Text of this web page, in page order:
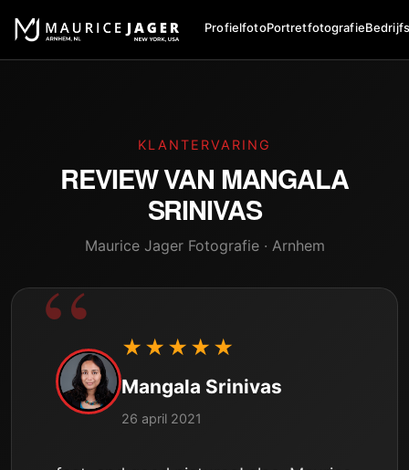
ProfielfotoPortretfotografie
KLANTERVARING
REVIEW VAN MANGALA
SRINIVAS
Maurice Jager Fotografie · Arnhem
★★★★★
Mangala Srinivas
26 april 2021